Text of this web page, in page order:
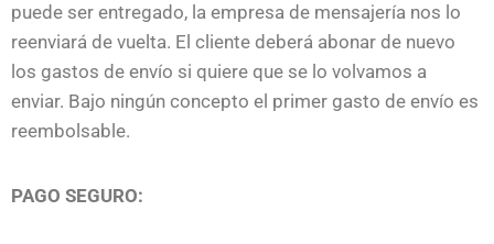
puede ser entregado, la empresa de mensajería nos lo
reenviará de vuelta. El cliente deberá abonar de nuevo
los gastos de envío si quiere que se lo volvamos a
enviar. Bajo ningún concepto el primer gasto de envío es
reembolsable.
PAGO SEGURO: